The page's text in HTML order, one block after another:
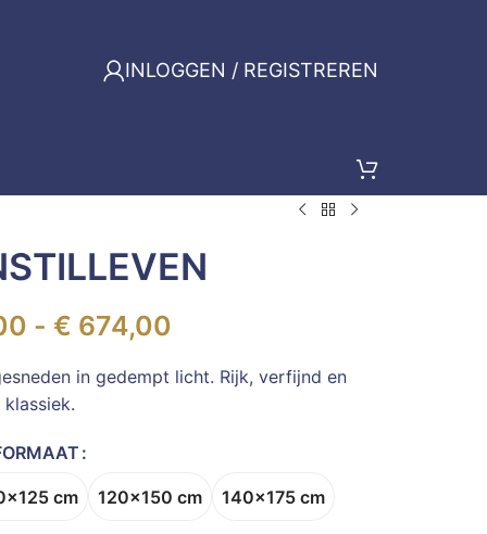
INLOGGEN / REGISTREREN
- € 674,00
in gedempt licht. Rijk, verfijnd en
klassiek.
cm 120x150 cm 140x175 cm